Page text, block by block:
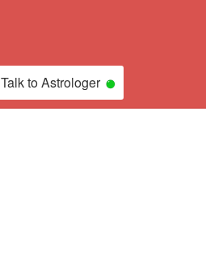
Talk to Astrologer